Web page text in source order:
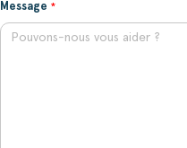
Message